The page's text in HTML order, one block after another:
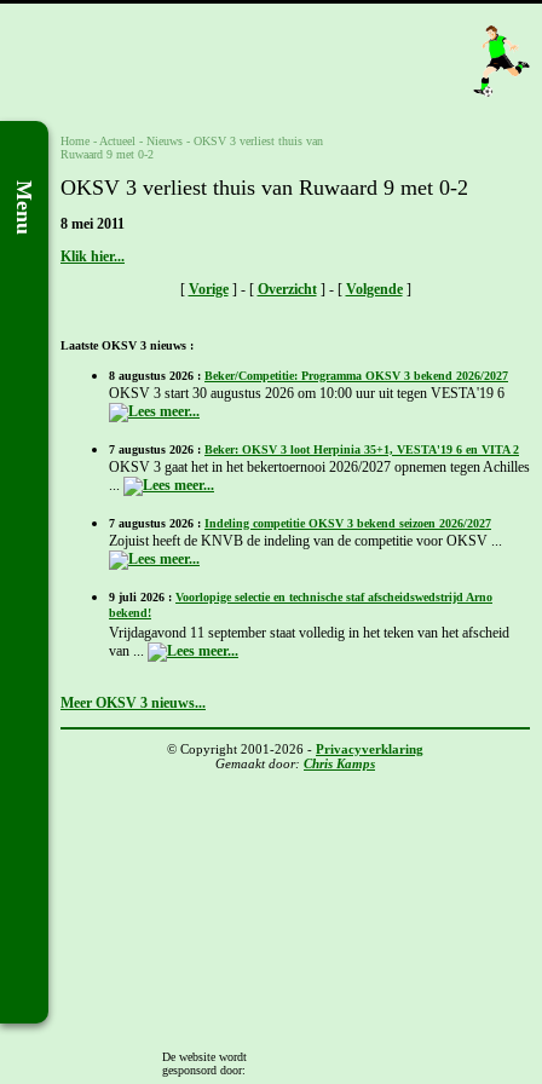
Menu
Home - Actueel - Nieuws - OKSV 3 verliest thuis van
Ruwaard 9 met 0-2
OKSV 3 verliest thuis van Ruwaard 9 met 0-2
8 mei 2011
Klik hier...
[ Vorige] - [ Overzicht] - [ Volgende]
Laatste OKSV 3 nieuws :
8 augustus 2026 : Beker/Competitie: Programma OKSV 3 bekend 2026/2027
OKSV 3 start 30 augustus 2026 om 10:00 uur uit tegen VESTA'19 6
7 augustus 2026 : Beker: OKSV 3 loot Herpinia 35+1, VESTA'19 6 en VITA 2
OKSV 3 gaat het in het bekertoernooi 2026/2027 opnemen tegen Achilles
...
7 augustus 2026 : Indeling competitie OKSV 3 bekend seizoen 2026/2027
Zojuist heeft de KNVB de indeling van de competitie voor OKSV ...
9 juli 2026 : Voorlopige selectie en technische staf afscheidswedstrijd Arno
bekend!
Vrijdagavond 11 september staat volledig in het teken van het afscheid
van ...
Meer OKSV 3 nieuws...
© Copyright 2001-2026 - Privacyverklaring
Gemaakt door: Chris Kamps
De website wordt
gesponsord door: